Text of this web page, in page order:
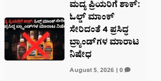
ಮದ್ಯ ಪ್ರಿಯರಿಗೆ ಶಾಕ್:
ಓಲ್ಡ್ ಮಾಂಕ್
ಸೇರಿದಂತೆ 4 ಪ್ರಸಿದ್ಧ
ಬ್ರ್ಯಾಂಡ್‌ಗಳ ಮಾರಾಟ
ನಿಷೇಧ
August 5, 2026| 0